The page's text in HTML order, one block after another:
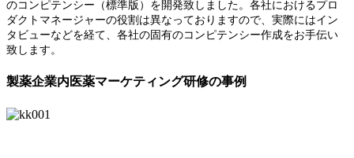
のコンピテンシー（標準版）を開発致しました。各社におけるプロ
ダクトマネージャーの役割は異なっておりますので、実際にはイン
タビューなどを経て、各社の固有のコンピテンシー作成をお手伝い
致します。
製薬企業内医薬マーケティング研修の事例